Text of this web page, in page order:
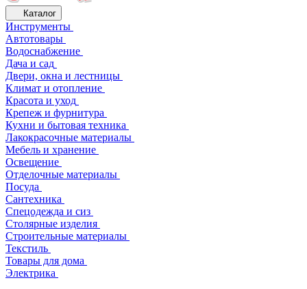
Каталог
Инструменты
Автотовары
Водоснабжение
Дача и сад
Двери, окна и лестницы
Климат и отопление
Красота и уход
Крепеж и фурнитура
Кухни и бытовая техника
Лакокрасочные материалы
Мебель и хранение
Освещение
Отделочные материалы
Посуда
Сантехника
Спецодежда и сиз
Столярные изделия
Строительные материалы
Текстиль
Товары для дома
Электрика